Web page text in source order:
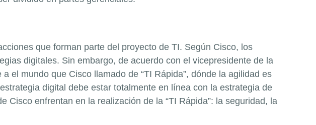
que forman parte del proyecto de TI. Según Cisco, los
digitales. Sin embargo, de acuerdo con el vicepresidente de la
el mundo que Cisco llamado de “TI Rápida”, dónde la agilidad es
digital debe estar totalmente en línea con la estrategia de
enfrentan en la realización de la “TI Rápida”: la seguridad, la